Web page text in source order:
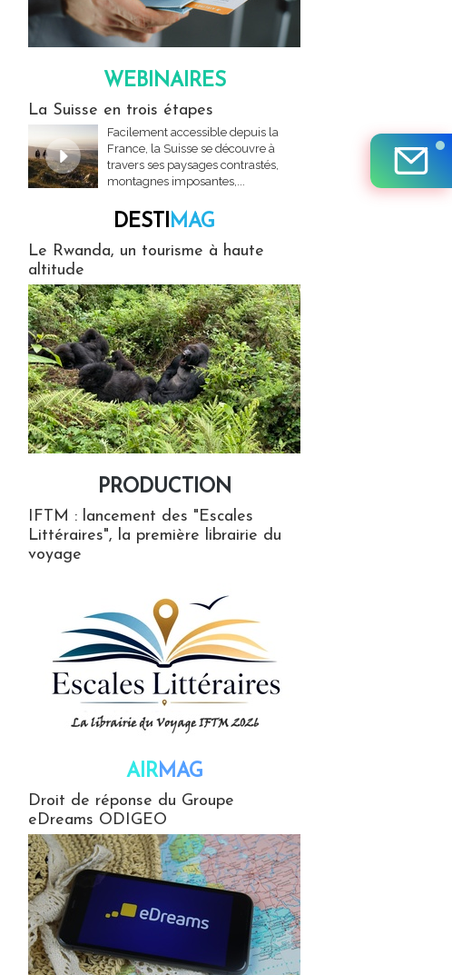
WEBINAIRES
La Suisse en trois étapes
Facilement accessible depuis la
France, la Suisse se découvre à
travers ses paysages contrastés,
montagnes imposantes,...
DESTIMAG
Le Rwanda, un tourisme à haute
altitude
PRODUCTION
IFTM : lancement des "Escales
Littéraires", la première librairie du
voyage
AIRMAG
Droit de réponse du Groupe
eDreams ODIGEO